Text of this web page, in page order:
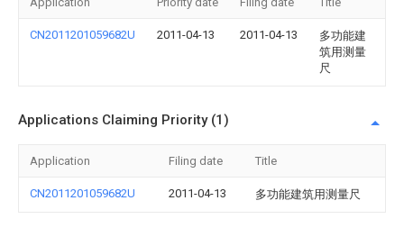
CN2011201059682U 2011-04-13 2011-04-13
多功能建
筑用测量
尺
Applications Claiming Priority (1)
Application Filing date Title
CN2011201059682U 2011-04-13 多功能建筑用测量尺